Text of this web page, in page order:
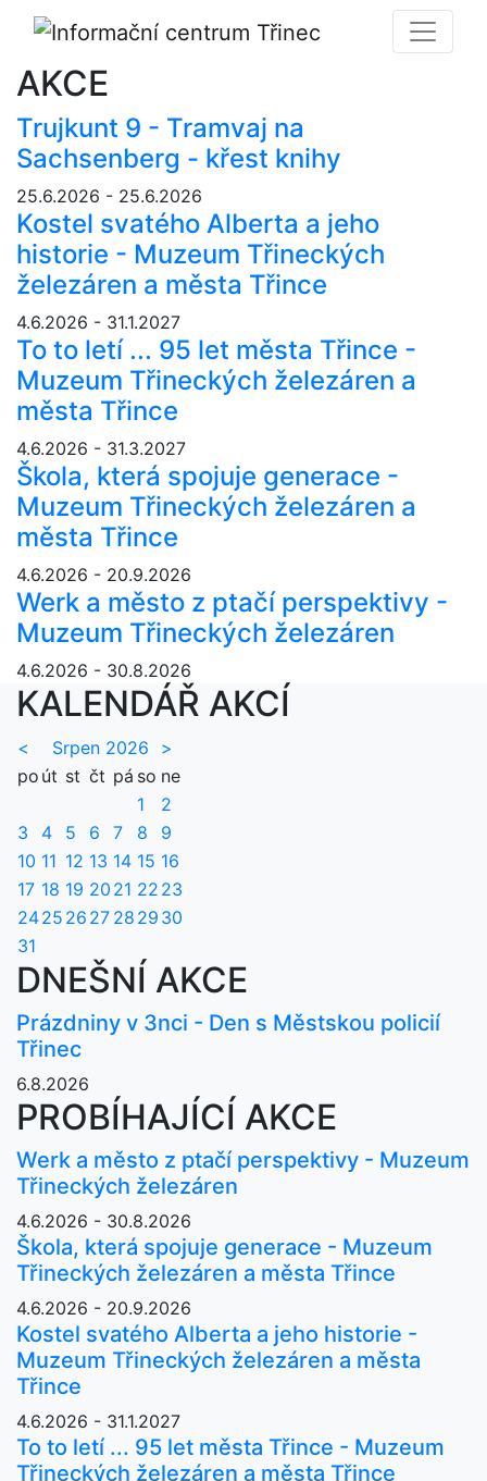
AKCE
Trujkunt 9 - Tramvaj na
Sachsenberg - křest knihy
25.6.2026 - 25.6.2026
Kostel svatého Alberta a jeho
historie - Muzeum Třineckých
železáren a města Třince
4.6.2026 - 31.1.2027
To to letí ... 95 let města Třince -
Muzeum Třineckých železáren a
města Třince
4.6.2026 - 31.3.2027
Škola, která spojuje generace -
Muzeum Třineckých železáren a
města Třince
4.6.2026 - 20.9.2026
Werk a město z ptačí perspektivy -
Muzeum Třineckých železáren
4.6.2026 - 30.8.2026
KALENDÁŘ AKCÍ
< Srpen 2026
>
po út st čt pá so ne
1
2
3
4 5 6 7 8
9
10 11 12 13 14 15 16
17 18 19 20 21 22 23
2425 26 27 28 29 30
31
DNEŠNÍ AKCE
Prázdniny v 3nci - Den s Městskou policií
Třinec
6.8.2026
PROBÍHAJÍCÍ AKCE
Werk a město z ptačí perspektivy - Muzeum
Třineckých železáren
4.6.2026 - 30.8.2026
Škola, která spojuje generace - Muzeum
Třineckých železáren a města Třince
4.6.2026 - 20.9.2026
Kostel svatého Alberta a jeho historie -
Muzeum Třineckých železáren a města
Třince
4.6.2026 - 31.1.2027
To to letí ... 95 let města Třince - Muzeum
Třineckých železáren a města Třince